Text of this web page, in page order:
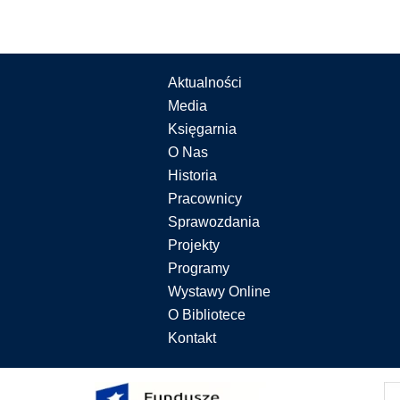
Aktualności
Media
Księgarnia
O Nas
Historia
Pracownicy
Sprawozdania
Projekty
Programy
Wystawy Online
O Bibliotece
Kontakt